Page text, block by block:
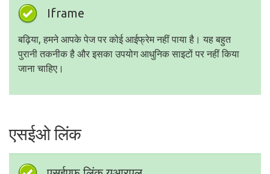
Iframe
बढ़िया, हमने आपके पेज पर कोई आईफ्रेम नहीं पाया है। यह बहुत
पुरानी तकनीक है और इसका उपयोग आधुनिक साइटों पर नहीं किया
जाना चाहिए।
एसईओ लिंक